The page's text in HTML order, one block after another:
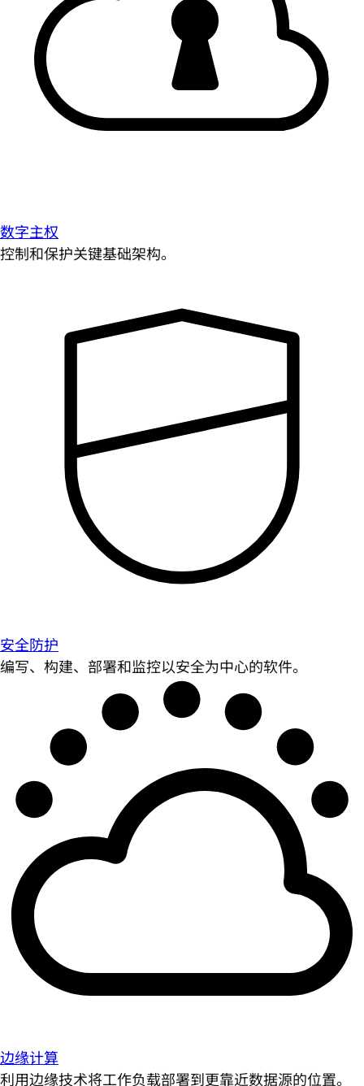
数字主权
控制和保护关键基础架构。
安全防护
编写、构建、部署和监控以安全为中心的软件。
边缘计算
利用边缘技术将工作负载部署到更靠近数据源的位置。